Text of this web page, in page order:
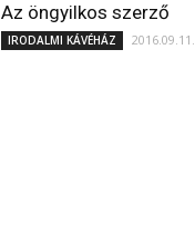
Az öngyilkos szerző
IRODALMI KÁVÉHÁZ 2016.09.11.